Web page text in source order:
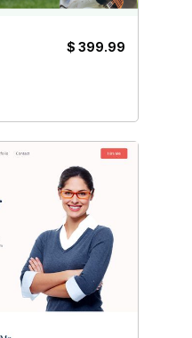
$ 399.99